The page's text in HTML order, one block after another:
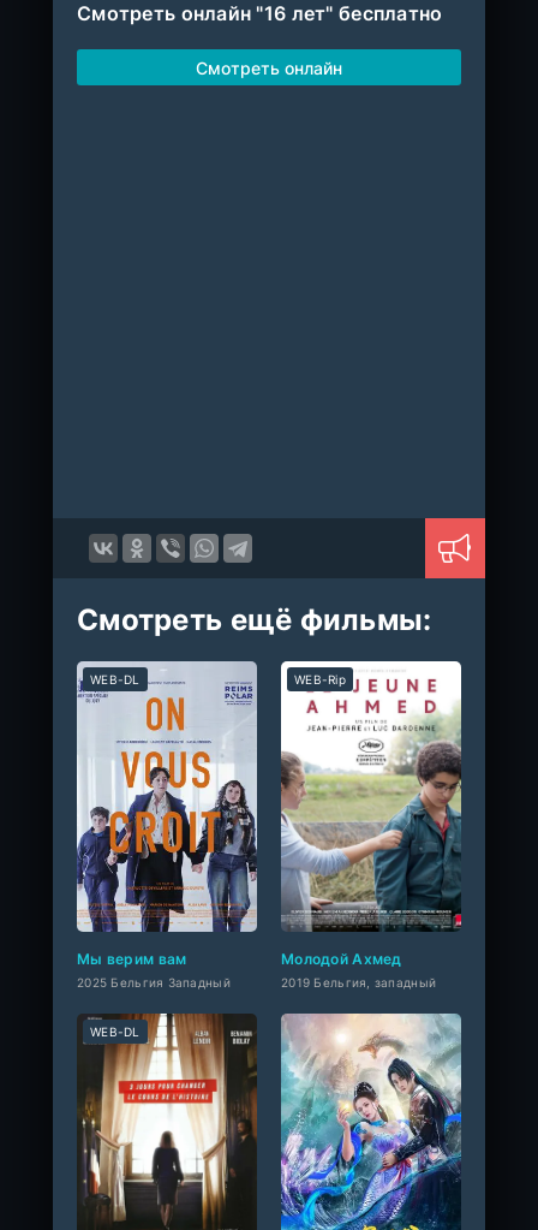
Смотреть онлайн "16 лет" бесплатно
Смотреть онлайн
Смотреть ещё фильмы:
Мы верим вам
2025 Бельгия Западный
WEB-DL
Молодой Ахмед
2019 Бельгия, западный
WEB-Rip
WEB-DL